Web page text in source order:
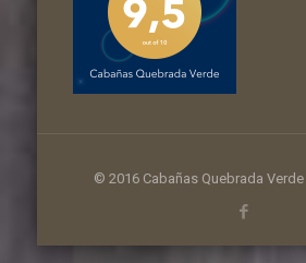
© 2016 Cabañas Quebrada